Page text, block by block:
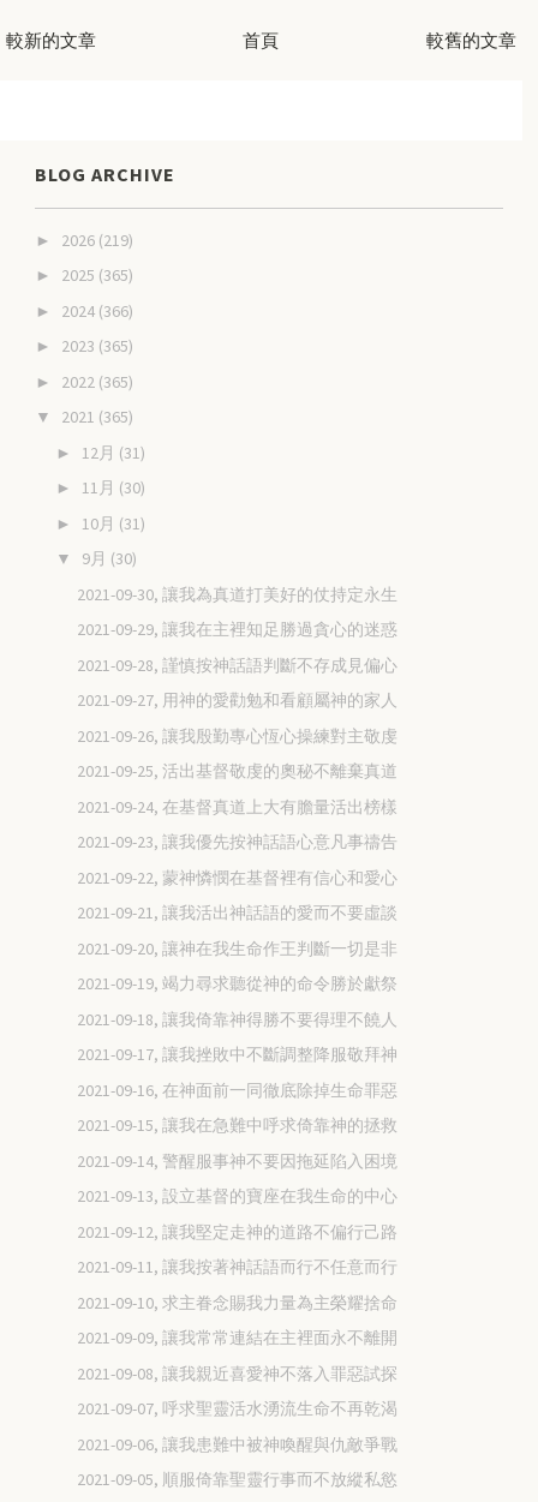
較新的文章 較舊的文章
首頁
BLOG ARCHIVE
► 2026 (219)
► 2025 (365)
► 2024 (366)
► 2023 (365)
► 2022 (365)
▼ 2021 (365)
► 12月 (31)
► 11月 (30)
► 10月 (31)
▼ 9月 (30)
2021-09-30, 讓我為真道打美好的仗持定永生
2021-09-29, 讓我在主裡知足勝過貪心的迷惑
2021-09-28, 謹慎按神話語判斷不存成見偏心
2021-09-27, 用神的愛勸勉和看顧屬神的家人
2021-09-26, 讓我殷勤專心恆心操練對主敬虔
2021-09-25, 活出基督敬虔的奧秘不離棄真道
2021-09-24, 在基督真道上大有膽量活出榜樣
2021-09-23, 讓我優先按神話語心意凡事禱告
2021-09-22, 蒙神憐憫在基督裡有信心和愛心
2021-09-21, 讓我活出神話語的愛而不要虛談
2021-09-20, 讓神在我生命作王判斷一切是非
2021-09-19, 竭力尋求聽從神的命令勝於獻祭
2021-09-18, 讓我倚靠神得勝不要得理不饒人
2021-09-17, 讓我挫敗中不斷調整降服敬拜神
2021-09-16, 在神面前一同徹底除掉生命罪惡
2021-09-15, 讓我在急難中呼求倚靠神的拯救
2021-09-14, 警醒服事神不要因拖延陷入困境
2021-09-13, 設立基督的寶座在我生命的中心
2021-09-12, 讓我堅定走神的道路不偏行己路
2021-09-11, 讓我按著神話語而行不任意而行
2021-09-10, 求主眷念賜我力量為主榮耀捨命
2021-09-09, 讓我常常連結在主裡面永不離開
2021-09-08, 讓我親近喜愛神不落入罪惡試探
2021-09-07, 呼求聖靈活水湧流生命不再乾渴
2021-09-06, 讓我患難中被神喚醒與仇敵爭戰
2021-09-05, 順服倚靠聖靈行事而不放縱私慾